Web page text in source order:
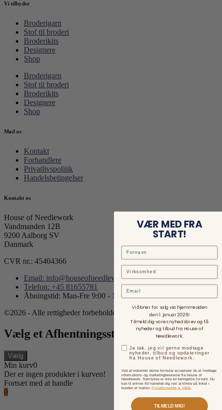
Vi tilbyder
Broderigarn
Stof til broderi
Broderikits
Designere
Shop
Broderigarn
Stof til broderi
Broderikits
Designere
Shop
Mød os
Kontakt
Forhandlere
Privatlivspolitik
Handelsbetingelser
Kontakt os
House of Needlework
Vandmanden 12B
9200 Aalborg SV
Danmark
CVR nr.: 45404366
Email: info@houseofneedlework.com
Telefon: +45 81655781
Åbningstid: Man-Fre 9:00 - 15:00
©2026 - Alle rettigheder forbeholdes.
Vælg et Afhentningssted
Vælg
Min kurv0
Der er ingen produkter i kurven!
Fortsæt med at handle
0
VÆR MED FRA
START!
Email
Vi åbner for salg via hjemmesiden
den 1. januar 2026!
Tilmeld dig vores nyhedsbrev og få
nyheder og tilbud fra House of
Needlework.
Ja tak, jeg vil gerne modtage
nyheder, tilbud og opdateringer
fra House of Needlework.
Ved at indsende denne formular accepterer du at modtage
informations- og marketingbeskeder fra House of
Needlework. Samtykke er ikke en betingelse for køb. Du
kan til enhver tid framelde dig ved at klikke på linket i
bunden af mailen.Privatlivspolitik & Vilkår.
TILMELD MIG!